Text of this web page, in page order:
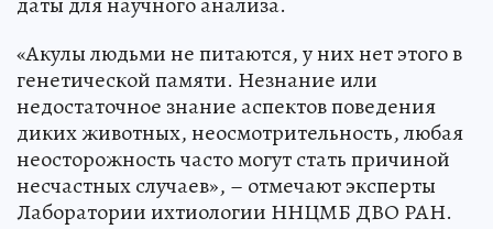
«Акулы людьми не питаются, у них нет этого в
генетической памяти. Незнание или
недостаточное знание аспектов поведения
диких животных, неосмотрительность, любая
неосторожность часто могут стать причиной
несчастных случаев», – отмечают эксперты
Лаборатории ихтиологии ННЦМБ ДВО РАН.